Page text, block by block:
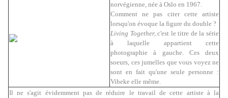
norvégienne, née à Oslo en 1967.
Comment ne pas citer cette artiste
lorsqu'on évoque la figure du double ?
Living Together,c'est le titre de la série
à laquelle appartient cette
photographie à gauche. Ces deux
soeurs, ces jumelles que vous voyez ne
sont en fait qu'une seule personne :
Vibeke elle même.
Il ne s'agit évidemment pas de réduire le travail de cette artiste à la